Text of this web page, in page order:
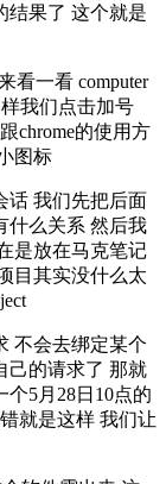
结果了 这个就是
看一看 computer
我们点击加号
chrome的使用方
图标
话 我们先把后面
什么关系 然后我
是放在马克笔记
目其实没什么太
不会去绑定某个
己的请求了 那就
5月28日10点的
就是这样 我们让